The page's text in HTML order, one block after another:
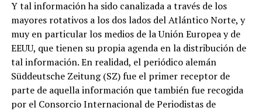
Y tal información ha sido canalizada a través de los
mayores rotativos a los dos lados del Atlántico Norte, y
muy en particular los medios de la Unión Europea y de
EEUU, que tienen su propia agenda en la distribución de
tal información. En realidad, el periódico alemán
Süddeutsche Zeitung (SZ) fue el primer receptor de
parte de aquella información que también fue recogida
por el Consorcio Internacional de Periodistas de